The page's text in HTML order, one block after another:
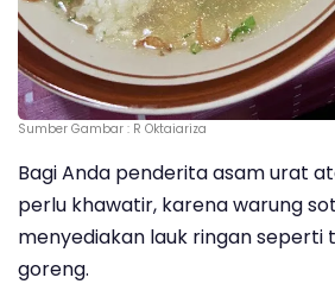
Sumber Gambar : R Oktaiariza
Bagi Anda penderita asam urat
perlu khawatir, karena warung
menyediakan lauk ringan seperti
goreng.